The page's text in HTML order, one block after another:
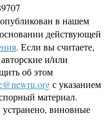
в нашем
действующей
. Если вы считаете,
и/или
об этом
с указанием
материал.
виновные